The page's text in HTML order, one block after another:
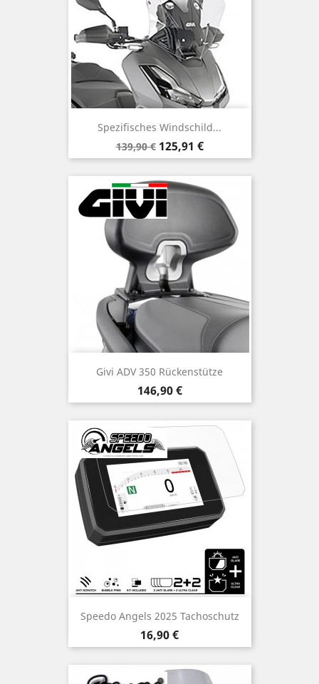
Spezifisches Windschild...
Verkaufspreis
139,90 € Preis
125,91 €
Givi ADV 350 Rückenstütze
Preis
146,90 €
Speedo Angels 2025 Tachoschutz
Preis
16,90 €